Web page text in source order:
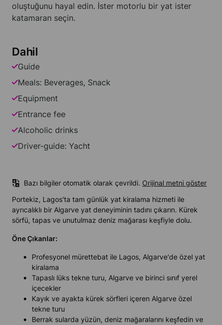
oluştuğunu hayal edin. İster motorlu bir yat ister
katamaran seçin.
Dahil
Guide
Meals: Beverages, Snack
Equipment
Entrance fee
Alcoholic drinks
Driver-guide: Yacht
Bazı bilgiler otomatik olarak çevrildi. Orijinal metni göster
Portekiz, Lagos'ta tam günlük yat kiralama hizmeti ile
ayrıcalıklı bir Algarve yat deneyiminin tadını çıkarın. Kürek
sörfü, tapas ve unutulmaz deniz mağarası keşfiyle dolu.
Öne Çıkanlar:
Profesyonel mürettebat ile Lagos, Algarve'de özel yat
kiralama
Tapaslı lüks tekne turu, Algarve ve birinci sınıf yerel
içecekler
Kayık ve ayakta kürek sörfleri içeren Algarve özel
tekne turu
Berrak sularda yüzün, deniz mağaralarını keşfedin ve